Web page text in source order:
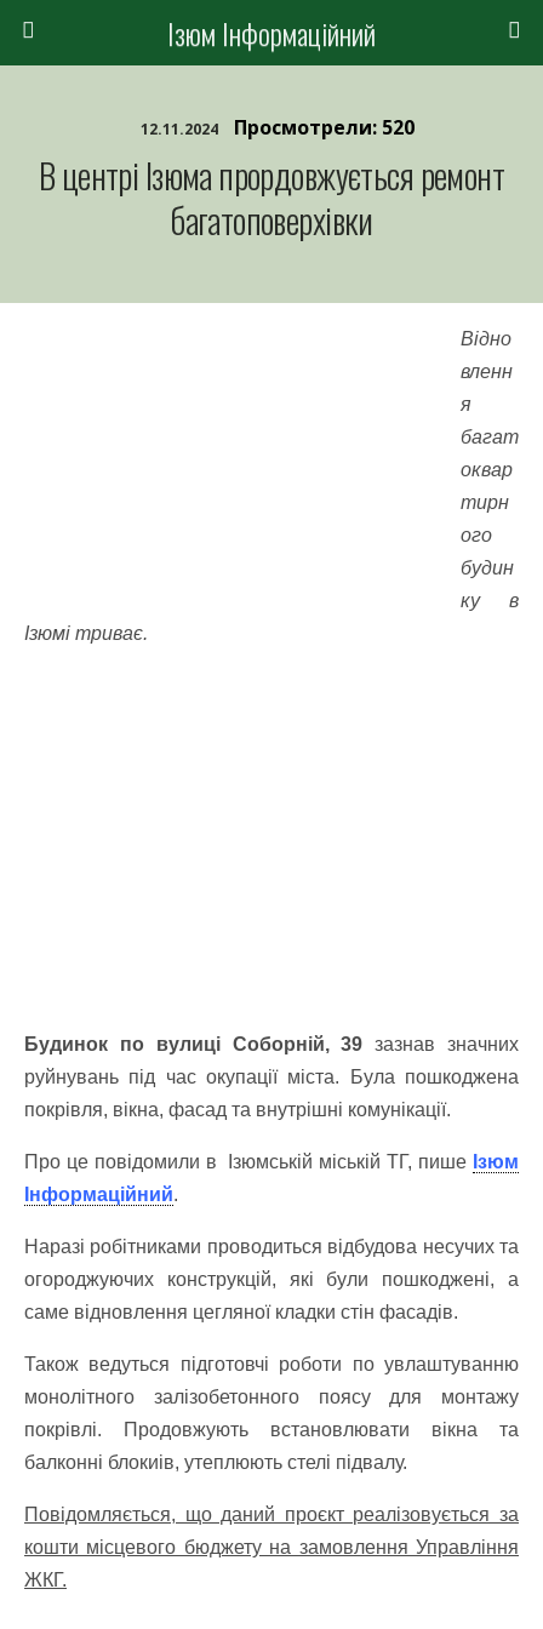
Ізюм Інформаційний
12.11.2024 Просмотрели: 520
В центрі Ізюма прордовжується ремонт
багатоповерхівки
Відно
вленн
я
багат
оквар
тирн
ого
будин
ку в
Ізюмі триває.
Будинок по вулиці Соборній, 39 зазнав значних
руйнувань під час окупації міста. Була пошкоджена
покрівля, вікна, фасад та внутрішні комунікації.
Про це повідомили в Ізюмській міській ТГ, пише Ізюм
Інформаційний.
Наразі робітниками проводиться відбудова несучих та
огороджуючих конструкцій, які були пошкоджені, а
саме відновлення цегляної кладки стін фасадів.
Також ведуться підготовчі роботи по увлаштуванню
монолітного залізобетонного поясу для монтажу
покрівлі. Продовжують встановлювати вікна та
балконні блокиів, утеплюють стелі підвалу.
Повідомляється, що даний проєкт реалізовується за
кошти місцевого бюджету на замовлення Управління
ЖКГ.